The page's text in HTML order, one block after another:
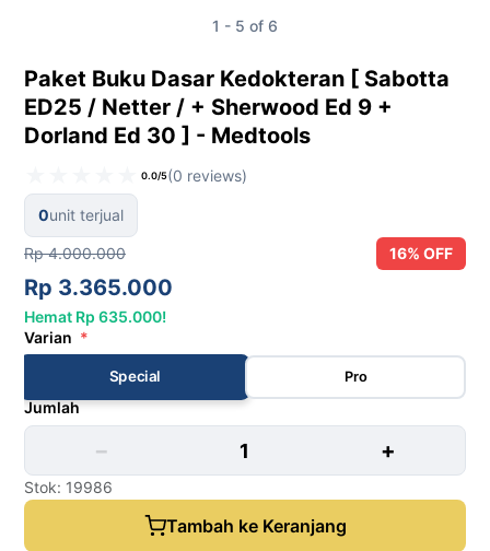
1 - 5 of 6
Paket Buku Dasar Kedokteran [ Sabotta
ED25 / Netter / + Sherwood Ed 9 +
Dorland Ed 30 ] - Medtools
0.0/5(0 reviews)
0unit terjual
Rp 4.000.000 16% OFF
Rp 3.365.000
Hemat Rp 635.000!
Varian *
Special Pro
Jumlah
− +
Stok: 19986
Tambah ke Keranjang